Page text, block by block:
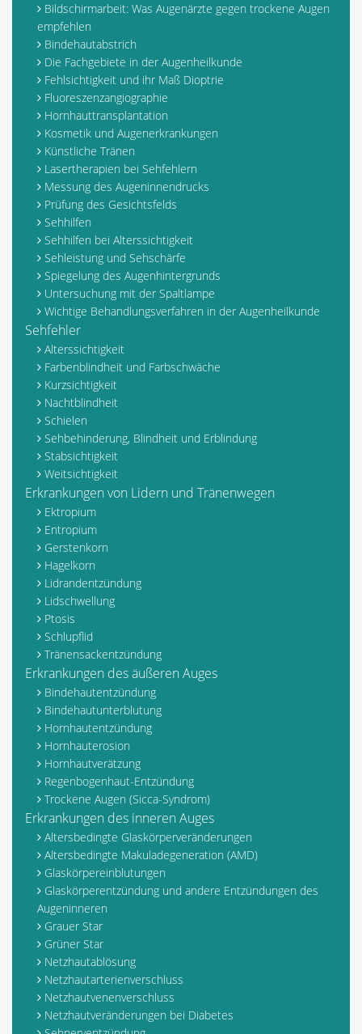
Bildschirmarbeit: Was Augenärzte gegen trockene Augen
empfehlen
Bindehautabstrich
Die Fachgebiete in der Augenheilkunde
Fehlsichtigkeit und ihr Maß Dioptrie
Fluoreszenzangiographie
Hornhauttransplantation
Kosmetik und Augenerkrankungen
Künstliche Tränen
Lasertherapien bei Sehfehlern
Messung des Augeninnendrucks
Prüfung des Gesichtsfelds
Sehhilfen
Sehhilfen bei Alterssichtigkeit
Sehleistung und Sehschärfe
Spiegelung des Augenhintergrunds
Untersuchung mit der Spaltlampe
Wichtige Behandlungsverfahren in der Augenheilkunde
Sehfehler
Alterssichtigkeit
Farbenblindheit und Farbschwäche
Kurzsichtigkeit
Nachtblindheit
Schielen
Sehbehinderung, Blindheit und Erblindung
Stabsichtigkeit
Weitsichtigkeit
Erkrankungen von Lidern und Tränenwegen
Ektropium
Entropium
Gerstenkorn
Hagelkorn
Lidrandentzündung
Lidschwellung
Ptosis
Schlupflid
Tränensackentzündung
Erkrankungen des äußeren Auges
Bindehautentzündung
Bindehautunterblutung
Hornhautentzündung
Hornhauterosion
Hornhautverätzung
Regenbogenhaut-Entzündung
Trockene Augen (Sicca-Syndrom)
Erkrankungen des inneren Auges
Altersbedingte Glaskörperveränderungen
Altersbedingte Makuladegeneration (AMD)
Glaskörpereinblutungen
Glaskörperentzündung und andere Entzündungen des
Augeninneren
Grauer Star
Grüner Star
Netzhautablösung
Netzhautarterienverschluss
Netzhautvenenverschluss
Netzhautveränderungen bei Diabetes